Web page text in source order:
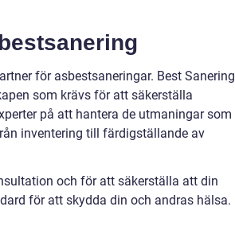
för asbestsaneringar. Best Sanering
som krävs för att säkerställa
på att hantera de utmaningar som
inventering till färdigställande av
och för att säkerställa att din
för att skydda din och andras hälsa.